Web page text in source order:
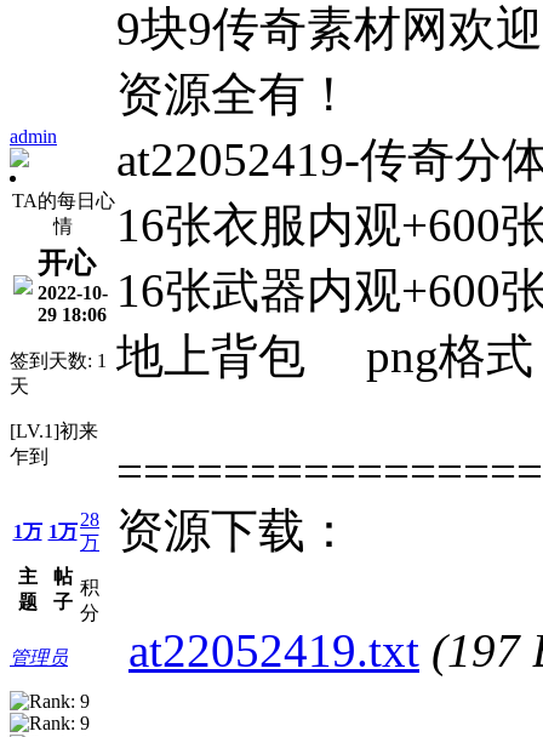
admin
TA的每日心
情
开心
2022-10-
29 18:06
签到天数: 1
天
[LV.1]初来
乍到
1万
主
题
1万
帖
子
28
万
积
分
管理员
9块9传奇素材网欢
资源全有！
at22052419-传奇分
16张衣服内观+600
16张武器内观+600
地上背包 png格式
资源下载：
at22052419.txt (197